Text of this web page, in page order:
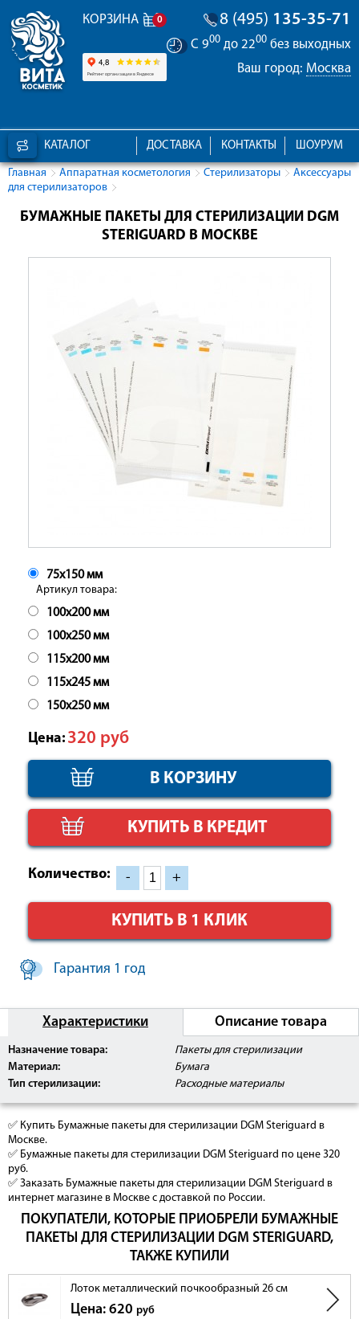
КОРЗИНА 0 8 (495) 135-35-71
С 900 до 2200 без выходных
Ваш город: Москва
КАТАЛОГ ШОУРУМ
КОНТАКТЫ
ДОСТАВКА
Главная Аппаратная косметология Стерилизаторы
Аксессуары
для стерилизаторов
БУМАЖНЫЕ ПАКЕТЫ ДЛЯ СТЕРИЛИЗАЦИИ DGM
STERIGUARD В МОСКВЕ
75х150 мм
Артикул товара:
100х200 мм
100х250 мм
115х200 мм
115х245 мм
150х250 мм
Цена: 320 руб
КУПИТЬ В КРЕДИТ
Количество: - +
КУПИТЬ В 1 КЛИК
Гарантия 1 год
Характеристики Описание товара
Назначение товара:
Пакеты для стерилизации
Материал:
Бумага
Тип стерилизации:
Расходные материалы
✅ Купить Бумажные пакеты для стерилизации DGM Steriguard в
Москве.
✅ Бумажные пакеты для стерилизации DGM Steriguard по цене 320
руб.
✅ Заказать Бумажные пакеты для стерилизации DGM Steriguard в
интернет магазине в Москве с доставкой по России.
ПОКУПАТЕЛИ, КОТОРЫЕ ПРИОБРЕЛИ БУМАЖНЫЕ
ПАКЕТЫ ДЛЯ СТЕРИЛИЗАЦИИ DGM STERIGUARD,
ТАКЖЕ КУПИЛИ
Лоток металлический почкообразный 26 см
Цена: 620 руб